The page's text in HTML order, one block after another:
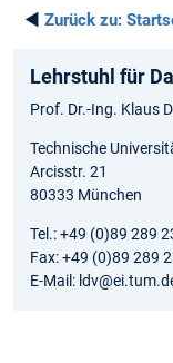
◄ Zurück zu:
Lehrstuhl für
Prof. Dr.-Ing. Klaus
Technische
Arcisstr. 21
80333 München
Tel.: +49 (0)89 289
Fax: +49 (0)89 289
E-Mail: